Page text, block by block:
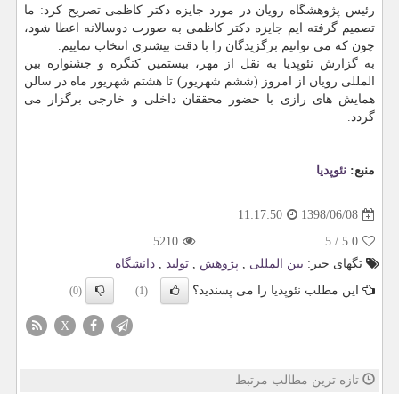
رئیس پژوهشگاه رویان در مورد جایزه دكتر كاظمی تصریح كرد: ما
تصمیم گرفته ایم جایزه دكتر كاظمی به صورت دوسالانه اعطا شود،
چون كه می توانیم برگزیدگان را با دقت بیشتری انتخاب نماییم.
به گزارش نئوپدیا به نقل از مهر، بیستمین كنگره و جشنواره بین
المللی رویان از امروز (ششم شهریور) تا هشتم شهریور ماه در سالن
همایش های رازی با حضور محققان داخلی و خارجی برگزار می
گردد.
منبع: نئوپدیا
1398/06/08
11:17:50
5.0
/
5
5210
تگهای خبر: بین المللی , پژوهش , تولید , دانشگاه
این مطلب نئوپدیا را می پسندید؟
(1)
(0)
X
تازه ترین مطالب مرتبط